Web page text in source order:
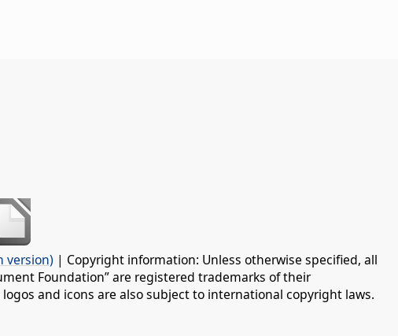
version) | Copyright information: Unless otherwise specified, all
Foundation” are registered trademarks of their
and icons are also subject to international copyright laws.